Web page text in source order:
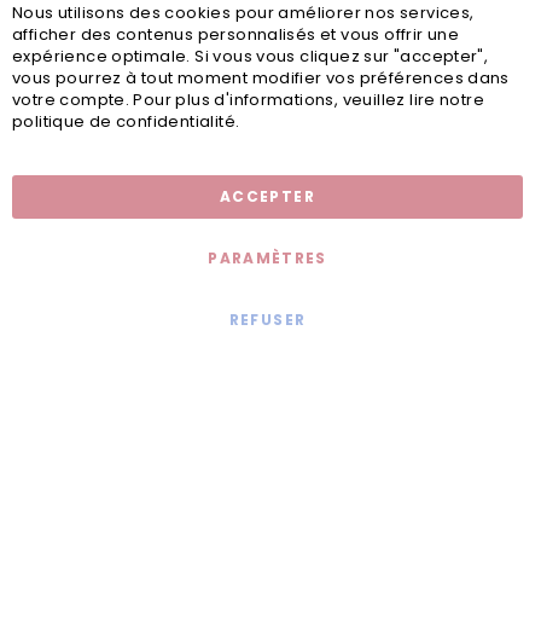
Nous utilisons des cookies pour améliorer nos services,
afficher des contenus personnalisés et vous offrir une
expérience optimale. Si vous vous cliquez sur "accepter",
vous pourrez à tout moment modifier vos préférences dans
votre compte. Pour plus d'informations, veuillez lire notre
politique de confidentialité.
ACCEPTER
PARAMÈTRES
REFUSER